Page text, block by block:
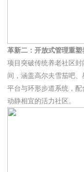
革新二：开放式管理重塑
项目突破传统养老社区
间，涵盖高尔夫雪茄吧
平台与环形步道系统，
动静相宜的活力社区。